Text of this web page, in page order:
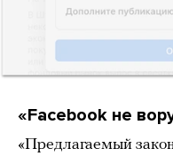
«Facebook не
«Предлагаемый